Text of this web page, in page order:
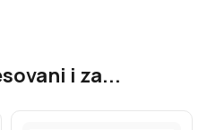
i za...